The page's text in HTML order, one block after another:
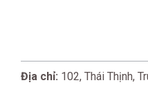
Địa chỉ: 102, Thái Thịnh,